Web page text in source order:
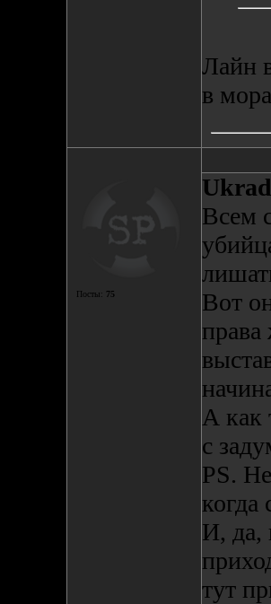
Лайн
в
Посты: 75
Всем
Вот
права
А как
с
PS.
И, да,
тут